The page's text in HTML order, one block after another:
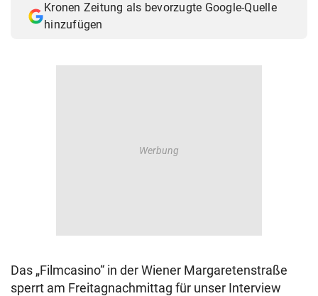
Kronen Zeitung als bevorzugte Google-Quelle
hinzufügen
Das „Filmcasino“ in der Wiener Margaretenstraße
sperrt am Freitagnachmittag für unser Interview